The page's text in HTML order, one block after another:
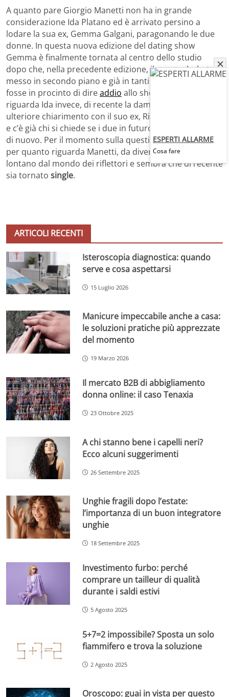
A quanto pare Giorgio Manetti non ha in grande
considerazione Ida Platano ed è arrivato persino a
lodare la sua ex, Gemma Galgani, paragonando le due
donne. In questa nuova edizione del dating show
Gemma è finalmente tornata al centro dello studio
dopo che, nella precedente edizione, il suo ruolo è stato
messo in secondo piano e già in tanti pensavano che
fosse in procinto di direaddio allo show. Per quanto
riguarda Ida invece, di recente la dama ha avuto un
ulteriore chiarimento con il suo ex, Riccardo Guarnieri,
e c’è già chi si chiede se i due in futuro si
di nuovo. Per il momento sulla questione tutto tace e,
per quanto riguarda Manetti, da diversi anni ormai è
lontano dal mondo dei riflettori e sembra che di recente
sia tornato single.
ARTICOLI RECENTI
Isteroscopia diagnostica: quando
serve e cosa aspettarsi
15 Luglio 2026
Manicure impeccabile anche a casa:
le soluzioni pratiche più apprezzate
del momento
19 Marzo 2026
Il mercato B2B di abbigliamento
donna online: il caso Tenaxia
23 Ottobre 2025
A chi stanno bene i capelli neri?
Ecco alcuni suggerimenti
26 Settembre 2025
Unghie fragili dopo l’estate:
l’importanza di un buon integratore
unghie
18 Settembre 2025
Investimento furbo: perché
comprare un tailleur di qualità
durante i saldi estivi
5 Agosto 2025
5+7=2 impossibile? Sposta un solo
fiammifero e trova la soluzione
2 Agosto 2025
Oroscopo: guai in vista per questo
ESPERTI ALLARME
Cosa fare